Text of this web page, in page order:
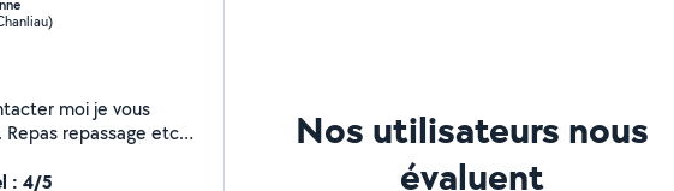
moi je vous
repassage etc
: 4/5
Nos utilisateurs nous
évaluent